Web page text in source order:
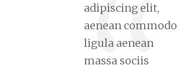
adipiscing elit,
aenean commodo
ligula aenean
massa sociis